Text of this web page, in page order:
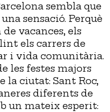
sembla que
sensació. Perquè
vacances, els
els carrers de
i vida comunitària.
les festes majors
la ciutat: Sant Roc,
diferents de
un mateix esperit: